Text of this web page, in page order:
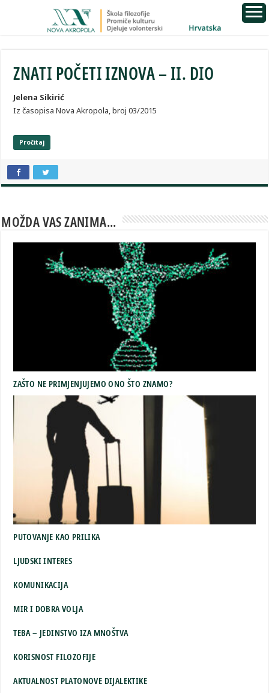
ZNATI POČETI IZNOVA – II. DIO
Jelena Sikirić
Iz časopisa Nova Akropola, broj 03/2015
Pročitaj
MOŽDA VAS ZANIMA...
ZAŠTO NE PRIMJENJUJEMO ONO ŠTO ZNAMO?
PUTOVANJE KAO PRILIKA
LJUDSKI INTERES
KOMUNIKACIJA
MIR I DOBRA VOLJA
TEBA – JEDINSTVO IZA MNOŠTVA
KORISNOST FILOZOFIJE
AKTUALNOST PLATONOVE DIJALEKTIKE